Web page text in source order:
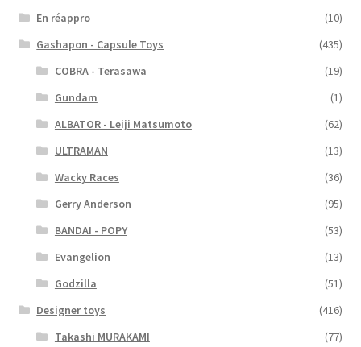
En réappro
(10)
Gashapon - Capsule Toys
(435)
COBRA - Terasawa
(19)
Gundam
(1)
ALBATOR - Leiji Matsumoto
(62)
ULTRAMAN
(13)
Wacky Races
(36)
Gerry Anderson
(95)
BANDAI - POPY
(53)
Evangelion
(13)
Godzilla
(51)
Designer toys
(416)
Takashi MURAKAMI
(77)